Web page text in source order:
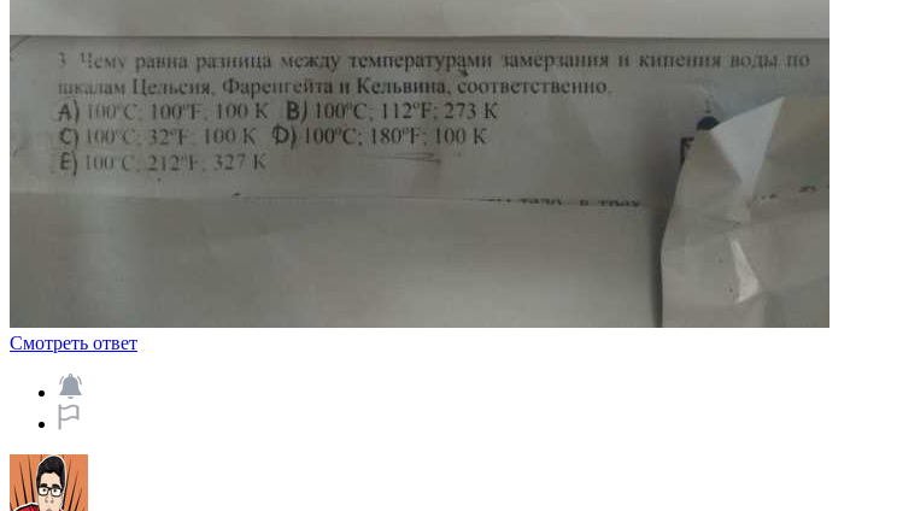
Смотреть ответ